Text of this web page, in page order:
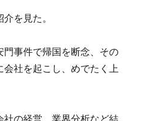
を見た。
門事件で帰国を断念、その
会社を起こし、めでたく上
社の経営、業界分析など結